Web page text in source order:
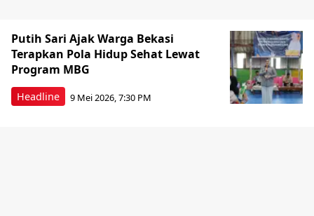
Headline
Putih Sari Ajak Warga Bekasi
Terapkan Pola Hidup Sehat Lewat
Program MBG
9 Mei 2026, 7:30 PM